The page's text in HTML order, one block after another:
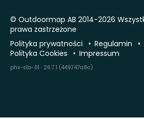
© Outdoormap AB 2014-2026
prawa zastrzeżone
Polityka prywatności
Regulamin
Polityka Cookies
Impressum
phx-sto-01 · 26.7.1 (449747a8c)